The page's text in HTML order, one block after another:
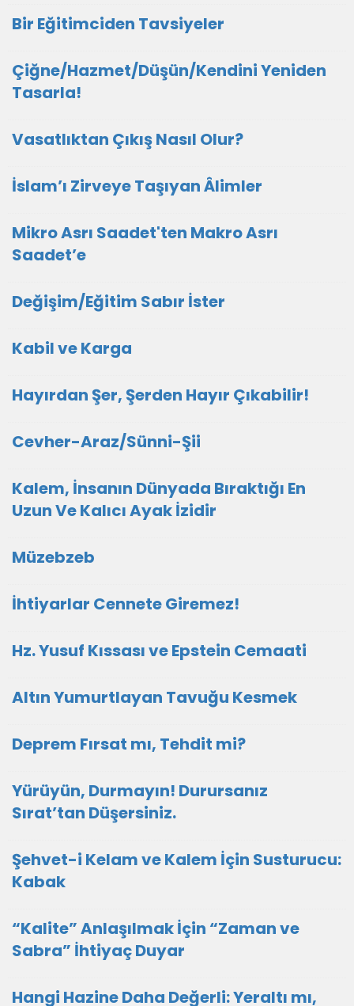
Bir Eğitimciden Tavsiyeler
Çiğne/Hazmet/Düşün/Kendini Yeniden
Tasarla!
Vasatlıktan Çıkış Nasıl Olur?
İslam’ı Zirveye Taşıyan Âlimler
Mikro Asrı Saadet'ten Makro Asrı
Saadet’e
Değişim/Eğitim Sabır İster
Kabil ve Karga
Hayırdan Şer, Şerden Hayır Çıkabilir!
Cevher-Araz/Sünni-Şii
Kalem, İnsanın Dünyada Bıraktığı En
Uzun Ve Kalıcı Ayak İzidir
Müzebzeb
İhtiyarlar Cennete Giremez!
Hz. Yusuf Kıssası ve Epstein Cemaati
Altın Yumurtlayan Tavuğu Kesmek
Deprem Fırsat mı, Tehdit mi?
Yürüyün, Durmayın! Durursanız
Sırat’tan Düşersiniz.
Şehvet-i Kelam ve Kalem İçin Susturucu:
Kabak
“Kalite” Anlaşılmak İçin “Zaman ve
Sabra” İhtiyaç Duyar
Hangi Hazine Daha Değerli: Yeraltı mı,